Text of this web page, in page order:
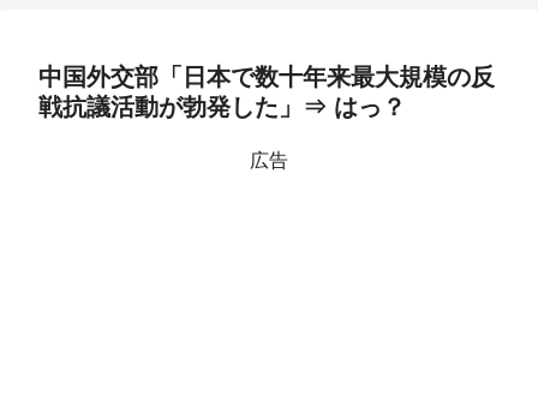
中国外交部「日本で数十年来最大規模の反
戦抗議活動が勃発した」⇒ はっ？
広告